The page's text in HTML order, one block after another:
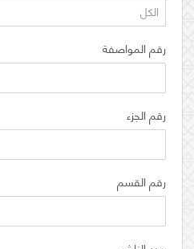
الكل
رقم المواصفة
رقم الجزء
رقم القسم